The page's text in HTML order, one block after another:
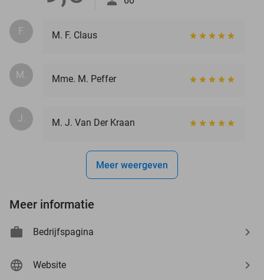
F. M. F. Claus
M. Mme. M. Peffer
J. M. J. Van Der Kraan
Meer weergeven
Meer informatie
Bedrijfspagina
Website